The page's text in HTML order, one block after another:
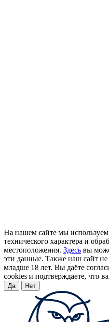
На нашем сайте мы
технического характера и
местоположения. Здесь вы
эти данные. Также наш сайт не
младше 18 лет. Вы даёте
cookies и подтверждаете, что
Да Нет